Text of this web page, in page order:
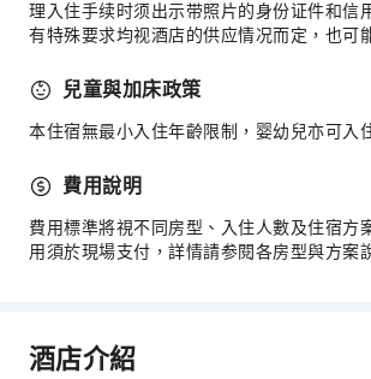
上網服務
櫃檯服務
行李寄存
快速入住退房
24 小時櫃檯
公共區域監控
理入住手续时须出示带照片的身份证件和信
有特殊要求均视酒店的供应情况而定，也可
兒童與加床政策
本住宿無最小入住年齡限制，婴幼兒亦可入
費用說明
費用標準將視不同房型、入住人數及住宿方
用須於現場支付，詳情請参閱各房型與方案
酒店介紹